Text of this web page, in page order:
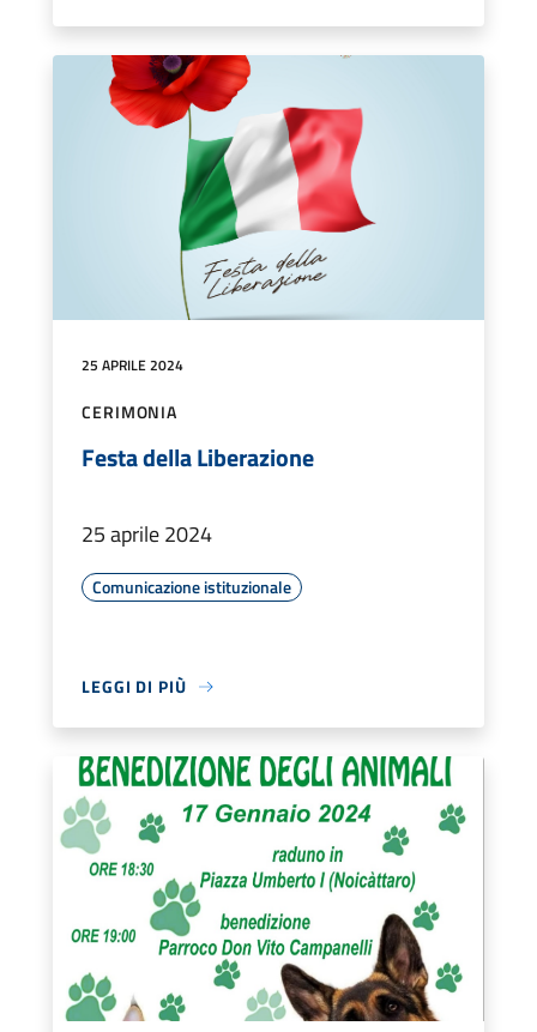
25 APRILE 2024
CERIMONIA
Festa della Liberazione
25 aprile 2024
Comunicazione istituzionale
LEGGI DI PIÙ